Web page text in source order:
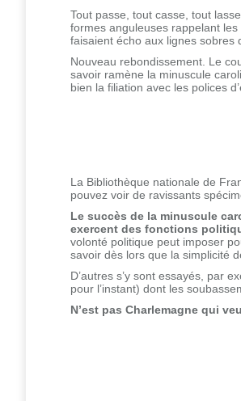
Tout passe, tout casse, tout
formes anguleuses rappelant
faisaient écho aux lignes sobres
Nouveau rebondissement. Le
savoir ramène la minuscule
bien la filiation avec les polices
La Bibliothèque nationale de
pouvez voir de ravissants
Le succès de la minuscule
exercent des fonctions
volonté politique peut imposer
savoir dès lors que la simplicité
D’autres s’y sont essayés, par
pour l’instant) dont les
N’est pas Charlemagne qui